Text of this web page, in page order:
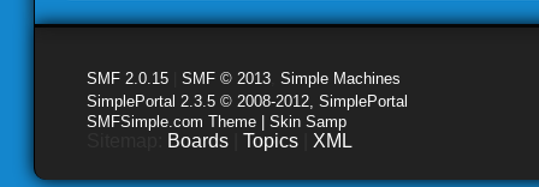
SMF 2.0.15 SMF © 2013 Simple Machines
SimplePortal 2.3.5 © 2008-2012, SimplePortal
SMFSimple.com Theme | Skin Samp
Boards Topics XML